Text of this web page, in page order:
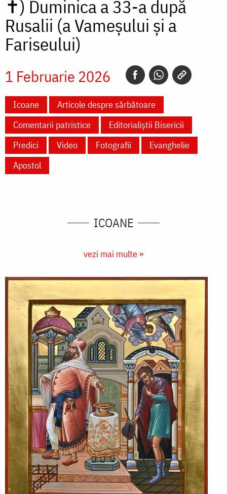
✝) Duminica a 33-a după
Rusalii (a Vameșului și a
Fariseului)
1 Februarie 2026
Icoane
Articole despre sărbătoare
Comentarii patristice
Editorialiștii Bisericii
Predici
Video Fotografii
Evanghelie
Apostol
ICOANE
vezi mai multe »